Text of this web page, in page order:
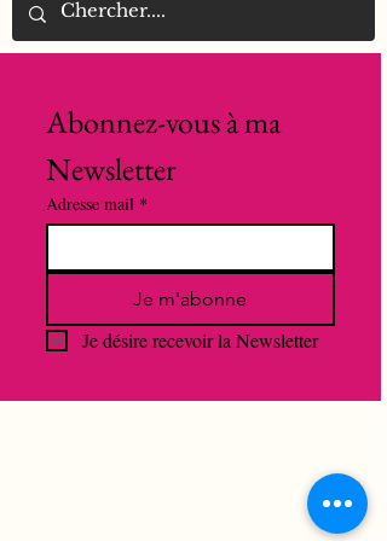
Abonnez-vous à ma
Newsletter
Adresse mail *
Je m'abonne
Je désire recevoir la Newsletter